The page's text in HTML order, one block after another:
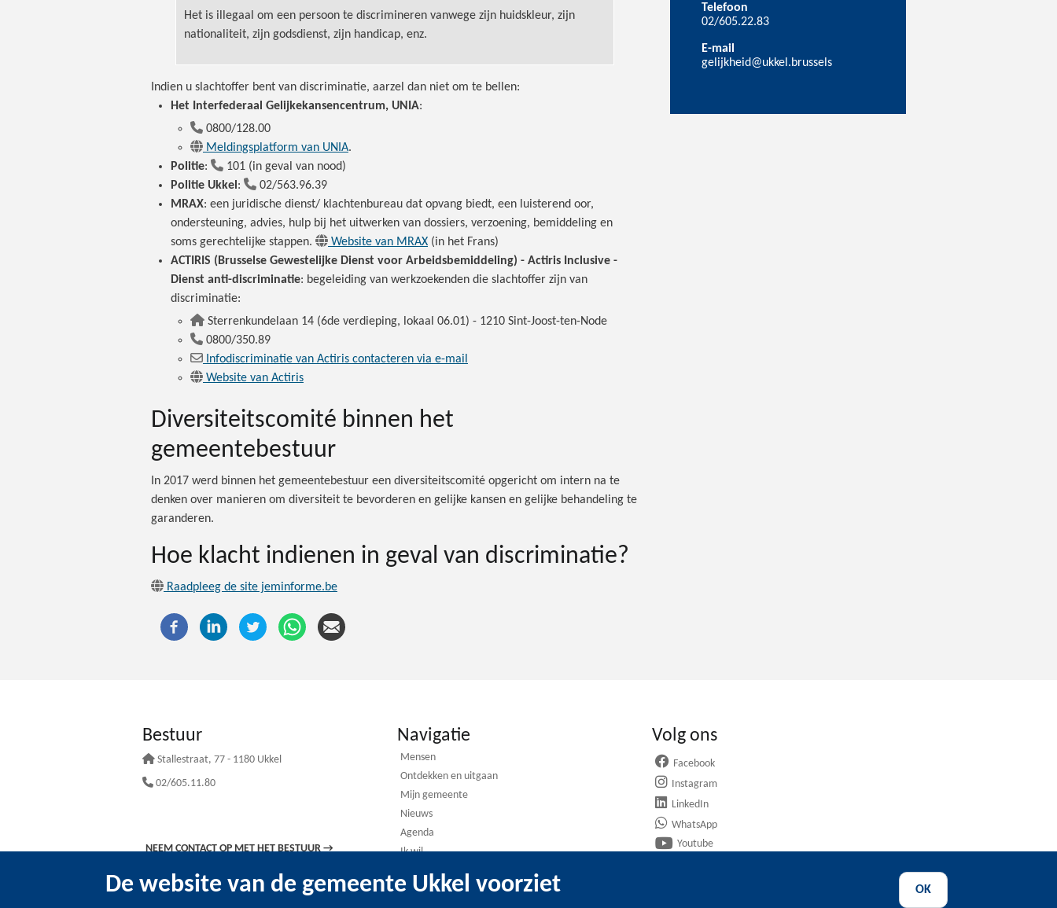
Het is illegaal om een persoon te discrimineren vanwege zijn huidskleur, zijn
nationaliteit, zijn godsdienst, zijn handicap, enz.
Indien u slachtoffer bent van discriminatie, aarzel dan niet om te bellen:
Het Interfederaal Gelijkekansencentrum, UNIA:
0800/128.00
Meldingsplatform van UNIA.
Politie:
101 (in geval van nood)
Politie Ukkel:
02/563.96.39
MRAX: een juridische dienst/ klachtenbureau dat opvang biedt, een luisterend oor,
ondersteuning, advies, hulp bij het uitwerken van dossiers, verzoening, bemiddeling en
soms gerechtelijke stappen.
Website van MRAX (in het Frans)
ACTIRIS (Brusselse Gewestelijke Dienst voor Arbeidsbemiddeling) - Actiris Inclusive -
Dienst anti-discriminatie: begeleiding van werkzoekenden die slachtoffer zijn van
discriminatie:
Sterrenkundelaan 14 (6de verdieping, lokaal 06.01) - 1210 Sint-Joost-ten-Node
0800/350.89
Infodiscriminatie van Actiris contacteren via e-mail
Website van Actiris
Diversiteitscomité binnen het
gemeentebestuur
In 2017 werd binnen het gemeentebestuur een diversiteitscomité opgericht om intern na te
denken over manieren om diversiteit te bevorderen en gelijke kansen en gelijke behandeling te
garanderen.
Hoe klacht indienen in geval van discriminatie?
Raadpleeg de site jeminforme.be
Telefoon
02/605.22.83
E-mail
gelijkheid@ukkel.brussels
Bestuur
Stallestraat, 77 - 1180 Ukkel
02/605.11.80
NEEM CONTACT OP MET HET BESTUUR→
Navigatie
Mensen
Ontdekken en uitgaan
Mijn gemeente
Nieuws
Agenda
Ik wil
Volg ons
Facebook
Instagram
LinkedIn
WhatsApp
Youtube
De website van de gemeente Ukkel voorziet
OK